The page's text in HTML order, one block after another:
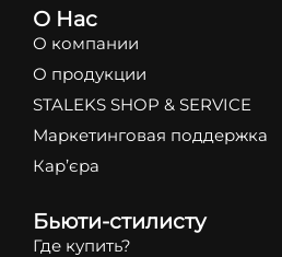
О Нас
О компании
О продукции
STALEKS SHOP & SERVICE
Маркетинговая поддержка
Кар’єра
Бьюти-стилисту
Где купить?